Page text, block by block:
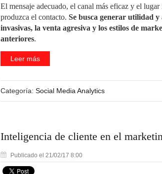
El mensaje adecuado, el canal más eficaz y el lugar
produzca el contacto. Se busca generar utilidad y
invasivas, la venta agresiva y los estilos de
anteriores.
Leer más
Categoría: Social Media Analytics
Inteligencia de cliente en el
Publicado el 21/02/17 8:00